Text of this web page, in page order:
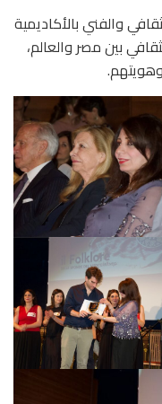
والفني بالأكاديمية
بين مصر والعالم،
وهويتهم.